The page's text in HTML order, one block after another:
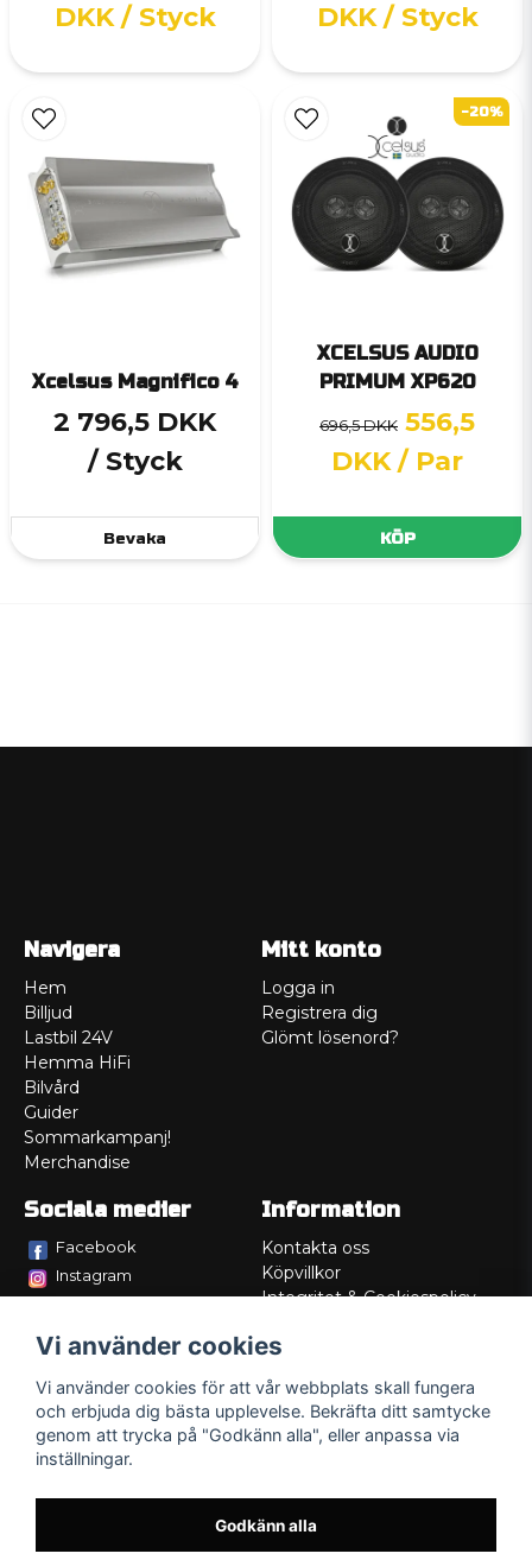
DKK / Styck
DKK / Styck
Xcelsus Magnifico 4
2 796,5 DKK
/ Styck
Bevaka
XCELSUS AUDIO
PRIMUM XP620
696,5 DKK 556,5
DKK / Par
KÖP
-20%
Navigera
Hem
Billjud
Lastbil 24V
Hemma HiFi
Bilvård
Guider
Sommarkampanj!
Merchandise
Mitt konto
Logga in
Registrera dig
Glömt lösenord?
Sociala medier
Facebook
Instagram
Information
Kontakta oss
Köpvillkor
Integritet & Cookiespolicy
Service/Garanti
Lådritning
Om oss
Vi använder cookies
Vi använder cookies för att vår webbplats skall fungera
och erbjuda dig bästa upplevelse. Bekräfta ditt samtycke
genom att trycka på "Godkänn alla", eller anpassa via
inställningar.
Godkänn alla